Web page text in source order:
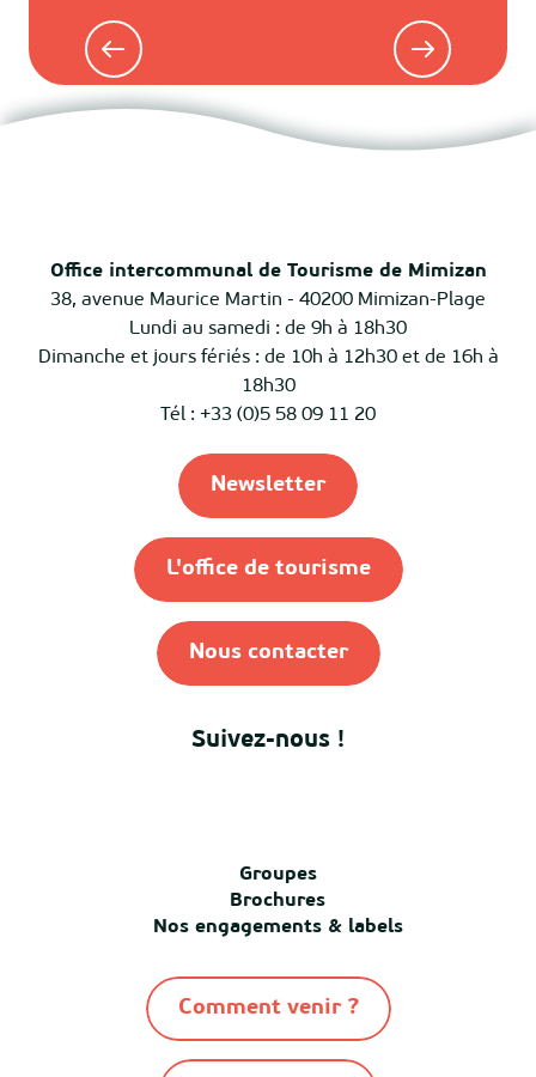
Tout l’agenda
Office intercommunal de Tourisme de Mimizan
38, avenue Maurice Martin - 40200 Mimizan-Plage
Lundi au samedi : de 9h à 18h30
Dimanche et jours fériés : de 10h à 12h30 et de 16h à
18h30
Tél : +33 (0)5 58 09 11 20
Newsletter
L'office de tourisme
Nous contacter
Suivez-nous !
Groupes
Brochures
Nos engagements & labels
Comment venir ?